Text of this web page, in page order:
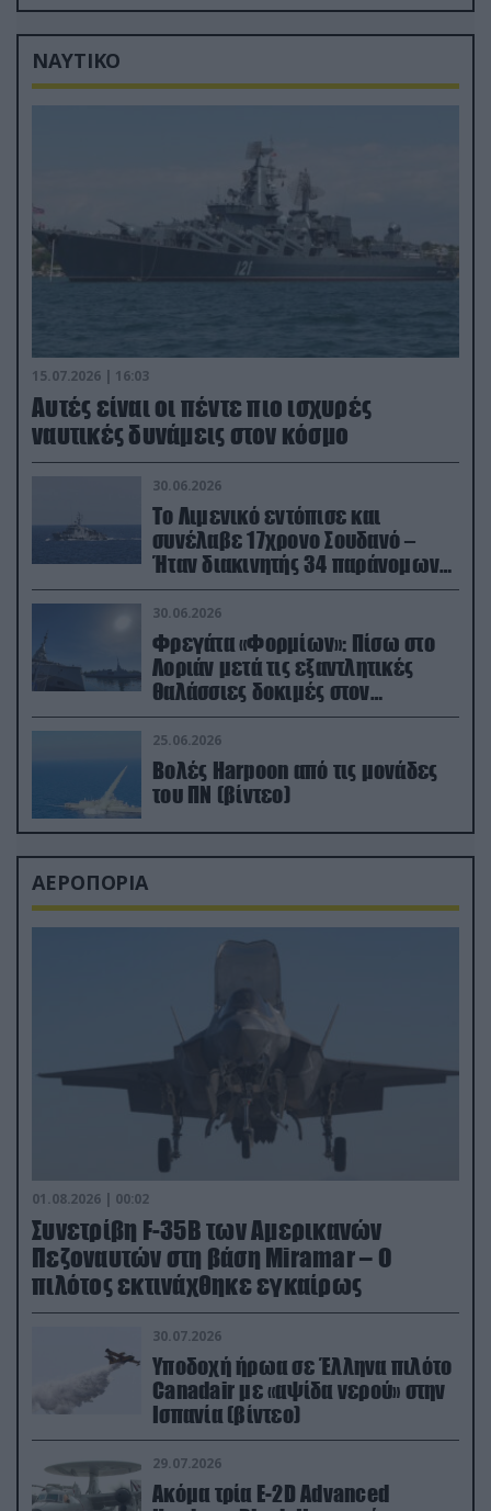
προώθηση των Ρώσων (βίντεο)
ΝΑΥΤΙΚΟ
15.07.2026 | 16:03
Aυτές είναι οι πέντε πιο ισχυρές
ναυτικές δυνάμεις στον κόσμο
30.06.2026
Το Λιμενικό εντόπισε και
συνέλαβε 17χρονο Σουδανό –
Ήταν διακινητής 34 παράνομων
μεταναστών
30.06.2026
Φρεγάτα «Φορμίων»: Πίσω στο
Λοριάν μετά τις εξαντλητικές
θαλάσσιες δοκιμές στον
απαιτητικό Βισκαϊκό
25.06.2026
Βολές Harpoon από τις μονάδες
του ΠΝ (βίντεο)
ΑΕΡΟΠΟΡΙΑ
01.08.2026 | 00:02
Συνετρίβη F-35B των Αμερικανών
Πεζοναυτών στη βάση Miramar – Ο
πιλότος εκτινάχθηκε εγκαίρως
30.07.2026
Υποδοχή ήρωα σε Έλληνα πιλότο
Canadair με «αψίδα νερού» στην
Ισπανία (βίντεο)
29.07.2026
Ακόμα τρία E-2D Advanced